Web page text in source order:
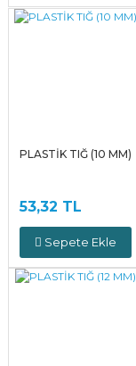
PLASTİK TIĞ (10 MM)
53,32 TL
Sepete Ekle